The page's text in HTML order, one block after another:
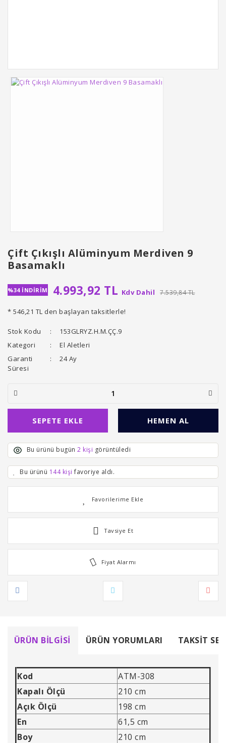
Çift Çıkışlı Alüminyum Merdiven 9
Basamaklı
%34 İNDİRİM 4.993,92 TL Kdv Dahil 7.539,84 TL
* 546,21 TL den başlayan taksitlerle!
Stok Kodu
153GLRYZ.H.M.ÇÇ.9
Kategori
El Aletleri
Garanti
Süresi
24 Ay
SEPETE EKLE HEMEN AL
Bu ürünü bugün 2 kişi görüntüledi
Bu ürünü 144 kişi favoriye aldı.
Tavsiye Et
Fiyat Alarmı
ÜRÜN BILGISI ÜRÜN YORUMLARI TAKSIT
Kod
ATM-308
Kapalı Ölçü
210 cm
Açık Ölçü
198 cm
En
61,5 cm
Boy
210 cm